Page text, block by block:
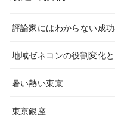
評論家にはわからない成
地域ゼネコンの役割変化
暑い熱い東京
東京銀座